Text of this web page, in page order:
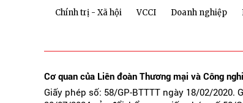
Chính trị - Xã hội VCCI Doanh nghiệp
Cơ quan của Liên đoàn Thương mại và Công
Giấy phép số: 58/GP-BTTTT ngày 18/02/2020.